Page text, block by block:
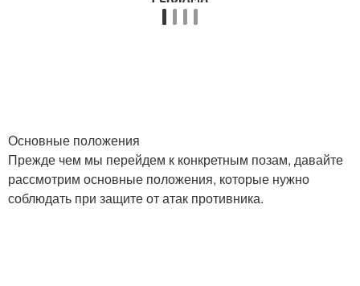
Основные положения
Прежде чем мы перейдем к конкретным позам, давайте
рассмотрим основные положения, которые нужно
соблюдать при защите от атак противника.